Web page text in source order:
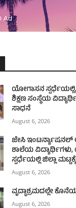
ಯೋಗಾಸನ
ಶಿಕ್ಷಣ ಸಂಸ್ಥೆಯ
ಸಾಧನೆ
August 6, 2026
ಜೇಸಿ ಇಂಟರ್ನ್ಯಾಷನಲ್
ಶಾಲೆಯ
ಸ್ಪರ್ಧೆಯಲ್ಲಿ ಜಿಲ್ಲಾ
August 6, 2026
ವೃದ್ಧಾಶ್ರಮದಲ್ಲೇ
August 6, 2026